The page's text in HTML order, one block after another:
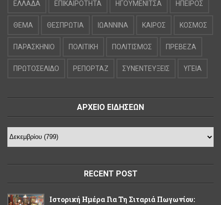
ΕΛΛΑΔΑ ΕΠΙΚΑΙΡΟΤΗΤΑ ΗΓΟΥΜΕΝΙΤΣΑ ΗΠΕΙΡΟΣ
ΘΕΜΑ ΘΕΣΠΡΩΤΙΑ ΙΩΑΝΝΙΝΑ ΚΑΙΡΟΣ ΚΟΣΜΟΣ
ΠΑΡΑΣΚΗΝΙΟ ΠΟΛΙΤΙΚΗ ΠΟΛΙΤΙΣΜΟΣ ΠΡΕΒΕΖΑ
ΠΡΩΤΟΣΕΛΙΔΟ ΡΕΠΟΡΤΑΖ ΣΥΝΕΝΤΕΥΞΕΙΣ ΥΓΕΙΑ
ΑΡΧΕΙΟ ΕΙΔΗΣΕΩΝ
RECENT POST
Ιστορική Ημέρα Για Τη Σιταριά Πωγωνίου: